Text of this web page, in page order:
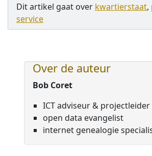
Dit artikel gaat over kwartierstaat,
service
Over de auteur
Bob Coret
ICT adviseur & projectleider
open data evangelist
internet genealogie